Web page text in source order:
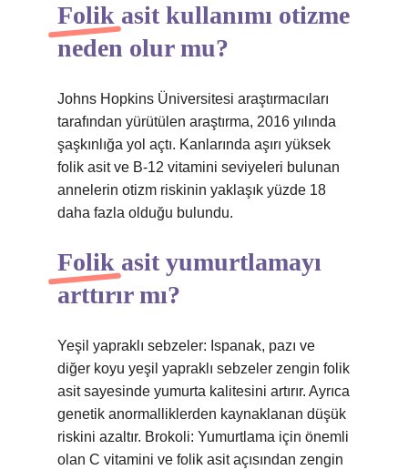
Folik asit kullanımı otizme
neden olur mu?
Johns Hopkins Üniversitesi araştırmacıları
tarafından yürütülen araştırma, 2016 yılında
şaşkınlığa yol açtı. Kanlarında aşırı yüksek
folik asit ve B-12 vitamini seviyeleri bulunan
annelerin otizm riskinin yaklaşık yüzde 18
daha fazla olduğu bulundu.
Folik asit yumurtlamayı
arttırır mı?
Yeşil yapraklı sebzeler: Ispanak, pazı ve
diğer koyu yeşil yapraklı sebzeler zengin folik
asit sayesinde yumurta kalitesini artırır. Ayrıca
genetik anormalliklerden kaynaklanan düşük
riskini azaltır. Brokoli: Yumurtlama için önemli
olan C vitamini ve folik asit açısından zengin